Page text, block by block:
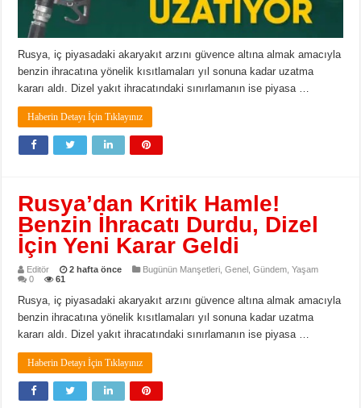
Rusya, iç piyasadaki akaryakıt arzını güvence altına almak amacıyla
benzin ihracatına yönelik kısıtlamaları yıl sonuna kadar uzatma
kararı aldı. Dizel yakıt ihracatındaki sınırlamanın ise piyasa …
Haberin Detayı İçin Tıklayınız
Rusya’dan Kritik Hamle!
Benzin İhracatı Durdu, Dizel
İçin Yeni Karar Geldi
Editör 2 hafta önce Bugünün Manşetleri ,Genel ,Gündem ,Yaşam
0
61
Rusya, iç piyasadaki akaryakıt arzını güvence altına almak amacıyla
benzin ihracatına yönelik kısıtlamaları yıl sonuna kadar uzatma
kararı aldı. Dizel yakıt ihracatındaki sınırlamanın ise piyasa …
Haberin Detayı İçin Tıklayınız